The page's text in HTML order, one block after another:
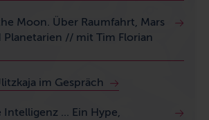
Moon. Über Raumfahrt, Mars
// mit Tim Florian
im Gespräch
... Ein Hype,